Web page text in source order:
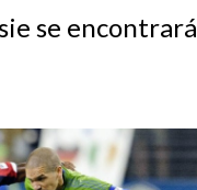
se encontrará